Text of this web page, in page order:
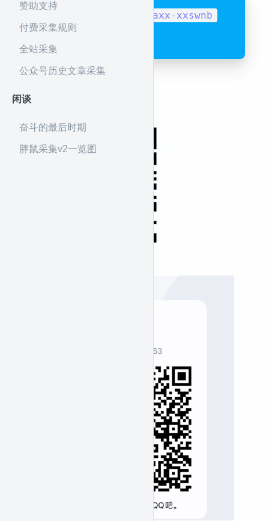
赞助支持
付费采集规则
全站采集
公众号历史文章采集
闲谈
奋斗的最后时期
胖鼠采集v2一览图
waxx-xxswnb
QQ: